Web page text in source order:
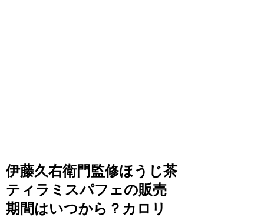
伊藤久右衛門監修ほうじ茶
ティラミスパフェの販売
期間はいつから？カロリ